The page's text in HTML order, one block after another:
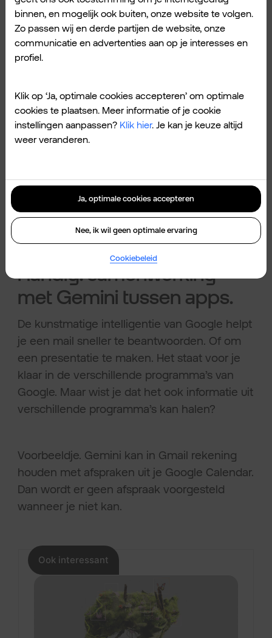
als Docs, Sheets, Slides en Gmail. Maar het
staat op meer plekken voor je klaar. Zo kan
het vergaderingen notuleren in Meet. En
staan de taalmodellen ook voor je klaar.
alternatief voor ChatGPTzijn.
En wat dacht je van het maken van
plek voor al je foto’s, bestanden en mails.
Handig: samenwerking
met Gemini tussen apps.
De kunstmatige intelligentie van Google helpt
je een mail sneller te beantwoorden. Of om
een presentatie te maken. Het staat voor je
klaar in de verschillende programma’s van
Google. Maar wist je dat het ook informatie uit
verschillende programma’s kan halen?
Voorbeeldje. Gemini kan in Gmail rekening
houden met afspraken uit je Google Calendar.
Dan wordt er geen afspraak voorgesteld
wanneer je niet kan.
binnen, en mogelijk ook buiten, onze website te volgen.
Zo passen wij en derde partijen de website, onze
communicatie en advertenties aan op je interesses en
profiel.
Klik op ‘Ja, optimale cookies accepteren’ om optimale
cookies te plaatsen. Meer informatie of je cookie
instellingen aanpassen? Klik hier. Je kan je keuze altijd
weer veranderen.
Ja, optimale cookies accepteren
Nee, ik wil geen optimale ervaring
Cookiebeleid